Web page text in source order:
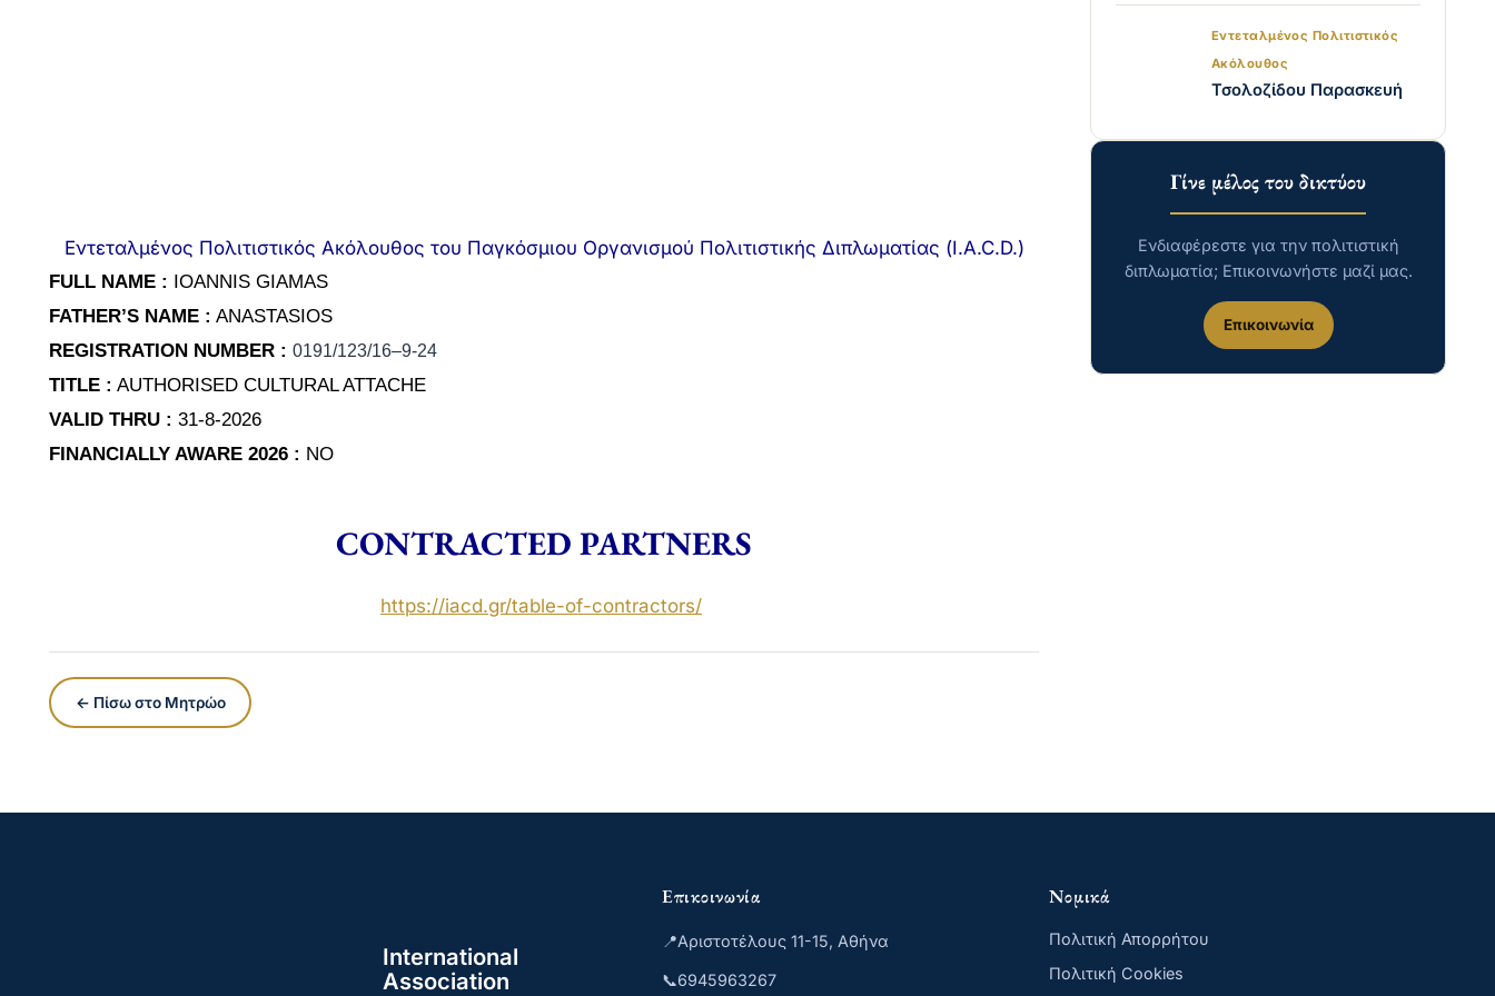
Εντεταλμένος Πολιτιστικός Ακόλουθος του Παγκόσμιου Οργανισμού Πολιτιστικής Διπλωματίας (I.A.C.D.)
FULL NAME :
IOANNIS GIAMAS
FATHER’S NAME : ANASTASIOS
REGISTRATION NUMBER : 0191/123/16–9-24
TITLE : AUTHORISED CULTURAL ATTACHE
VALID THRU : 31-8-2026
FINANCIALLY AWARE 2026 : NO
CONTRACTED PARTNERS
https://iacd.gr/table-of-contractors/
← Πίσω στο Μητρώο
Εντεταλμένος Πολιτιστικός
Ακόλουθος
Τσολοζίδου Παρασκευή
Γίνε μέλος του δικτύου
Ενδιαφέρεστε για την πολιτιστική
διπλωματία; Επικοινωνήστε μαζί μας.
Επικοινωνία
International
Association
Επικοινωνία
📍Αριστοτέλους 11-15, Αθήνα
📞6945963267
Νομικά
Πολιτική Απορρήτου
Πολιτική Cookies